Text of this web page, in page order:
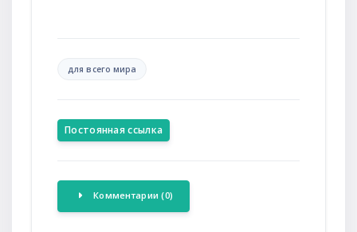
для всего мира
Постоянная ссылка
Комментарии (0)